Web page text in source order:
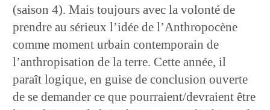
(saison 4). Mais toujours avec la volonté de
prendre au sérieux l’idée de l’Anthropocène
comme moment urbain contemporain de
l’anthropisation de la terre. Cette année, il
paraît logique, en guise de conclusion ouverte
de se demander ce que pourraient/devraient être